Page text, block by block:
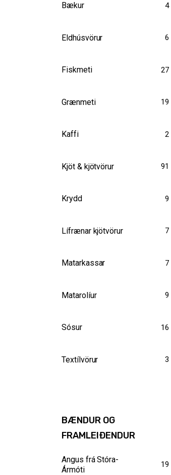
Bækur 4
Eldhúsvörur 6
Fiskmeti 27
Grænmeti 19
Kaffi 2
Kjöt & kjötvörur 91
Krydd 9
Lífrænar kjötvörur 7
Matarkassar 7
Matarolíur 9
Sósur 16
Textílvörur 3
BÆNDUR OG
FRAMLEIÐENDUR
Angus frá Stóra-
Ármóti
19